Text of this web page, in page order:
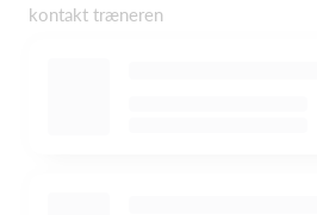
kontakt træneren